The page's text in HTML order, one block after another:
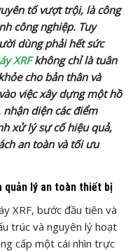
tố vượt trội, là công
công nghiệp. Tuy
dùng phải hết sức
XRFkhông chỉ là tuân
cho bản thân và
việc xây dựng một hồ
diện các điểm
xử lý sự cố hiệu quả,
an toàn và tối ưu
quản lý an toàn thiết bị
XRF, bước đầu tiên và
trúc và nguyên lý hoạt
cấp một cái nhìn trực